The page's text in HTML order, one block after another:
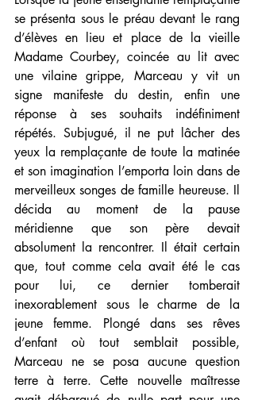
se présenta sous le préau devant le rang
d’élèves en lieu et place de la vieille
Madame Courbey, coincée au lit avec
une vilaine grippe, Marceau y vit un
signe manifeste du destin, enfin une
réponse à ses souhaits indéfiniment
répétés. Subjugué, il ne put lâcher des
yeux la remplaçante de toute la matinée
et son imagination l’emporta loin dans de
merveilleux songes de famille heureuse. Il
décida au moment de la pause
méridienne que son père devait
absolument la rencontrer. Il était certain
que, tout comme cela avait été le cas
pour lui, ce dernier tomberait
inexorablement sous le charme de la
jeune femme. Plongé dans ses rêves
d’enfant où tout semblait possible,
Marceau ne se posa aucune question
terre à terre. Cette nouvelle maîtresse